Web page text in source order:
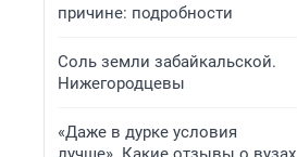
причине: подробности
Соль земли забайкальской.
Нижегородцевы
«Даже в дурке условия